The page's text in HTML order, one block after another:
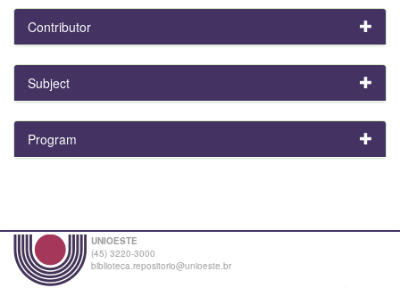
Contributor
Subject
Program
UNIOESTE
(45) 3220-3000
biblioteca.repositorio@unioeste.br